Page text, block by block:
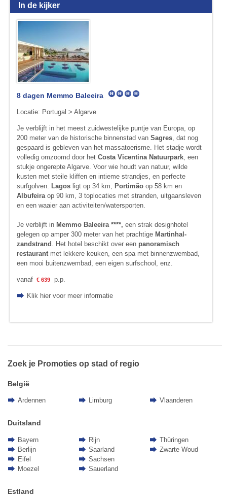
In de kijker
8 dagen Memmo Baleeira
Locatie: Portugal > Algarve
Je verblijft in het meest zuidwestelijke puntje van Europa, op
200 meter van de historische binnenstad vanSagres, dat nog
gespaard is gebleven van het massatoerisme. Het stadje wordt
vol­ledig omzoomd door hetCosta Vicentina Natuurpark, een
stukje on­gerepte Algarve. Voor wie houdt van natuur, wilde
kusten met steile kliffen en intieme strandjes, en perfecte
surfgolven. Lagos ligt op 34 km, Portimãoop 58 km en
Albufeiraop 90 km, 3 toplocaties met stranden, uitgaansleven
en een waaier aan activiteiten/watersporten.
Je verblijft in Memmo Baleeira ****, een strak designhotel
gelegen op amper 300 meter van het prachtige Martinhal-
zandstrand . Het hotel beschikt over een panoramisch
restaurant met lekkere keuken, een spa met binnenzwembad,
een mooi buitenzwembad, een eigen surfschool, enz.
vanaf € 639 p.p.
Klik hier voor meer informatie
Zoek je Promoties op stad of regio
België
Ardennen Limburg Vlaanderen
Duitsland
Bayern
Berlijn
Eifel
Moezel
Rijn
Saarland
Sachsen
Sauerland
Thüringen
Zwarte Woud
Estland